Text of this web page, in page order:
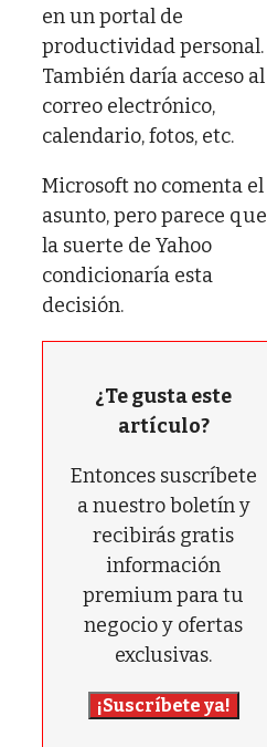
en un portal de
productividad personal.
También daría acceso al
correo electrónico,
calendario, fotos, etc.
Microsoft no comenta el
asunto, pero parece que
la suerte de Yahoo
condicionaría esta
decisión.
¿Te gusta este
artículo?
Entonces suscríbete
a nuestro boletín y
recibirás gratis
información
premium para tu
negocio y ofertas
exclusivas.
¡Suscríbete ya!